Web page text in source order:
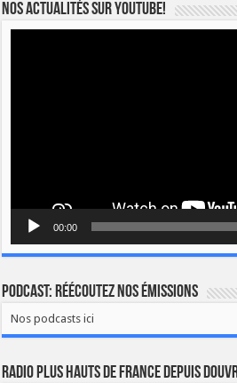
Nos actualités sur YOUTUBE!
00:00
Podcast: Réécoutez nos émissions
Nos podcasts ici
Radio Plus Hauts de France depuis